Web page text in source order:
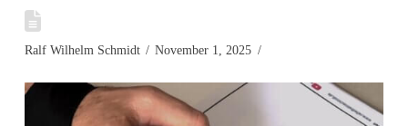
Ralf Wilhelm Schmidt November 1, 2025